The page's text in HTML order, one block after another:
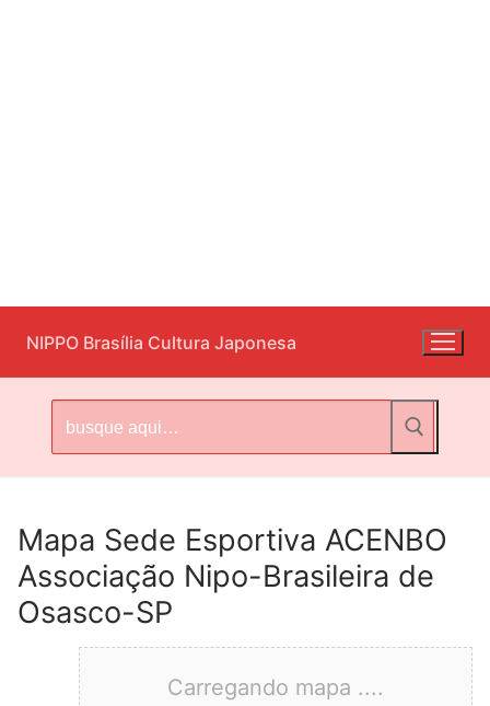
para
o
conteúdo
NIPPO Brasília Cultura Japonesa
por:
Mapa Sede Esportiva ACENBO
Associação Nipo-Brasileira de
Osasco-SP
Carregando mapa ....